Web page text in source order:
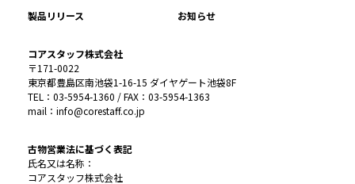
製品リリース
お知らせ
コアスタッフ株式会社
〒171-0022
東京都豊島区南池袋1-16-15 ダイヤゲート池袋8F
TEL：03-5954-1360 / FAX：03-5954-1363
mail：info@corestaff.co.jp
古物営業法に基づく表記
氏名又は名称：
コアスタッフ株式会社